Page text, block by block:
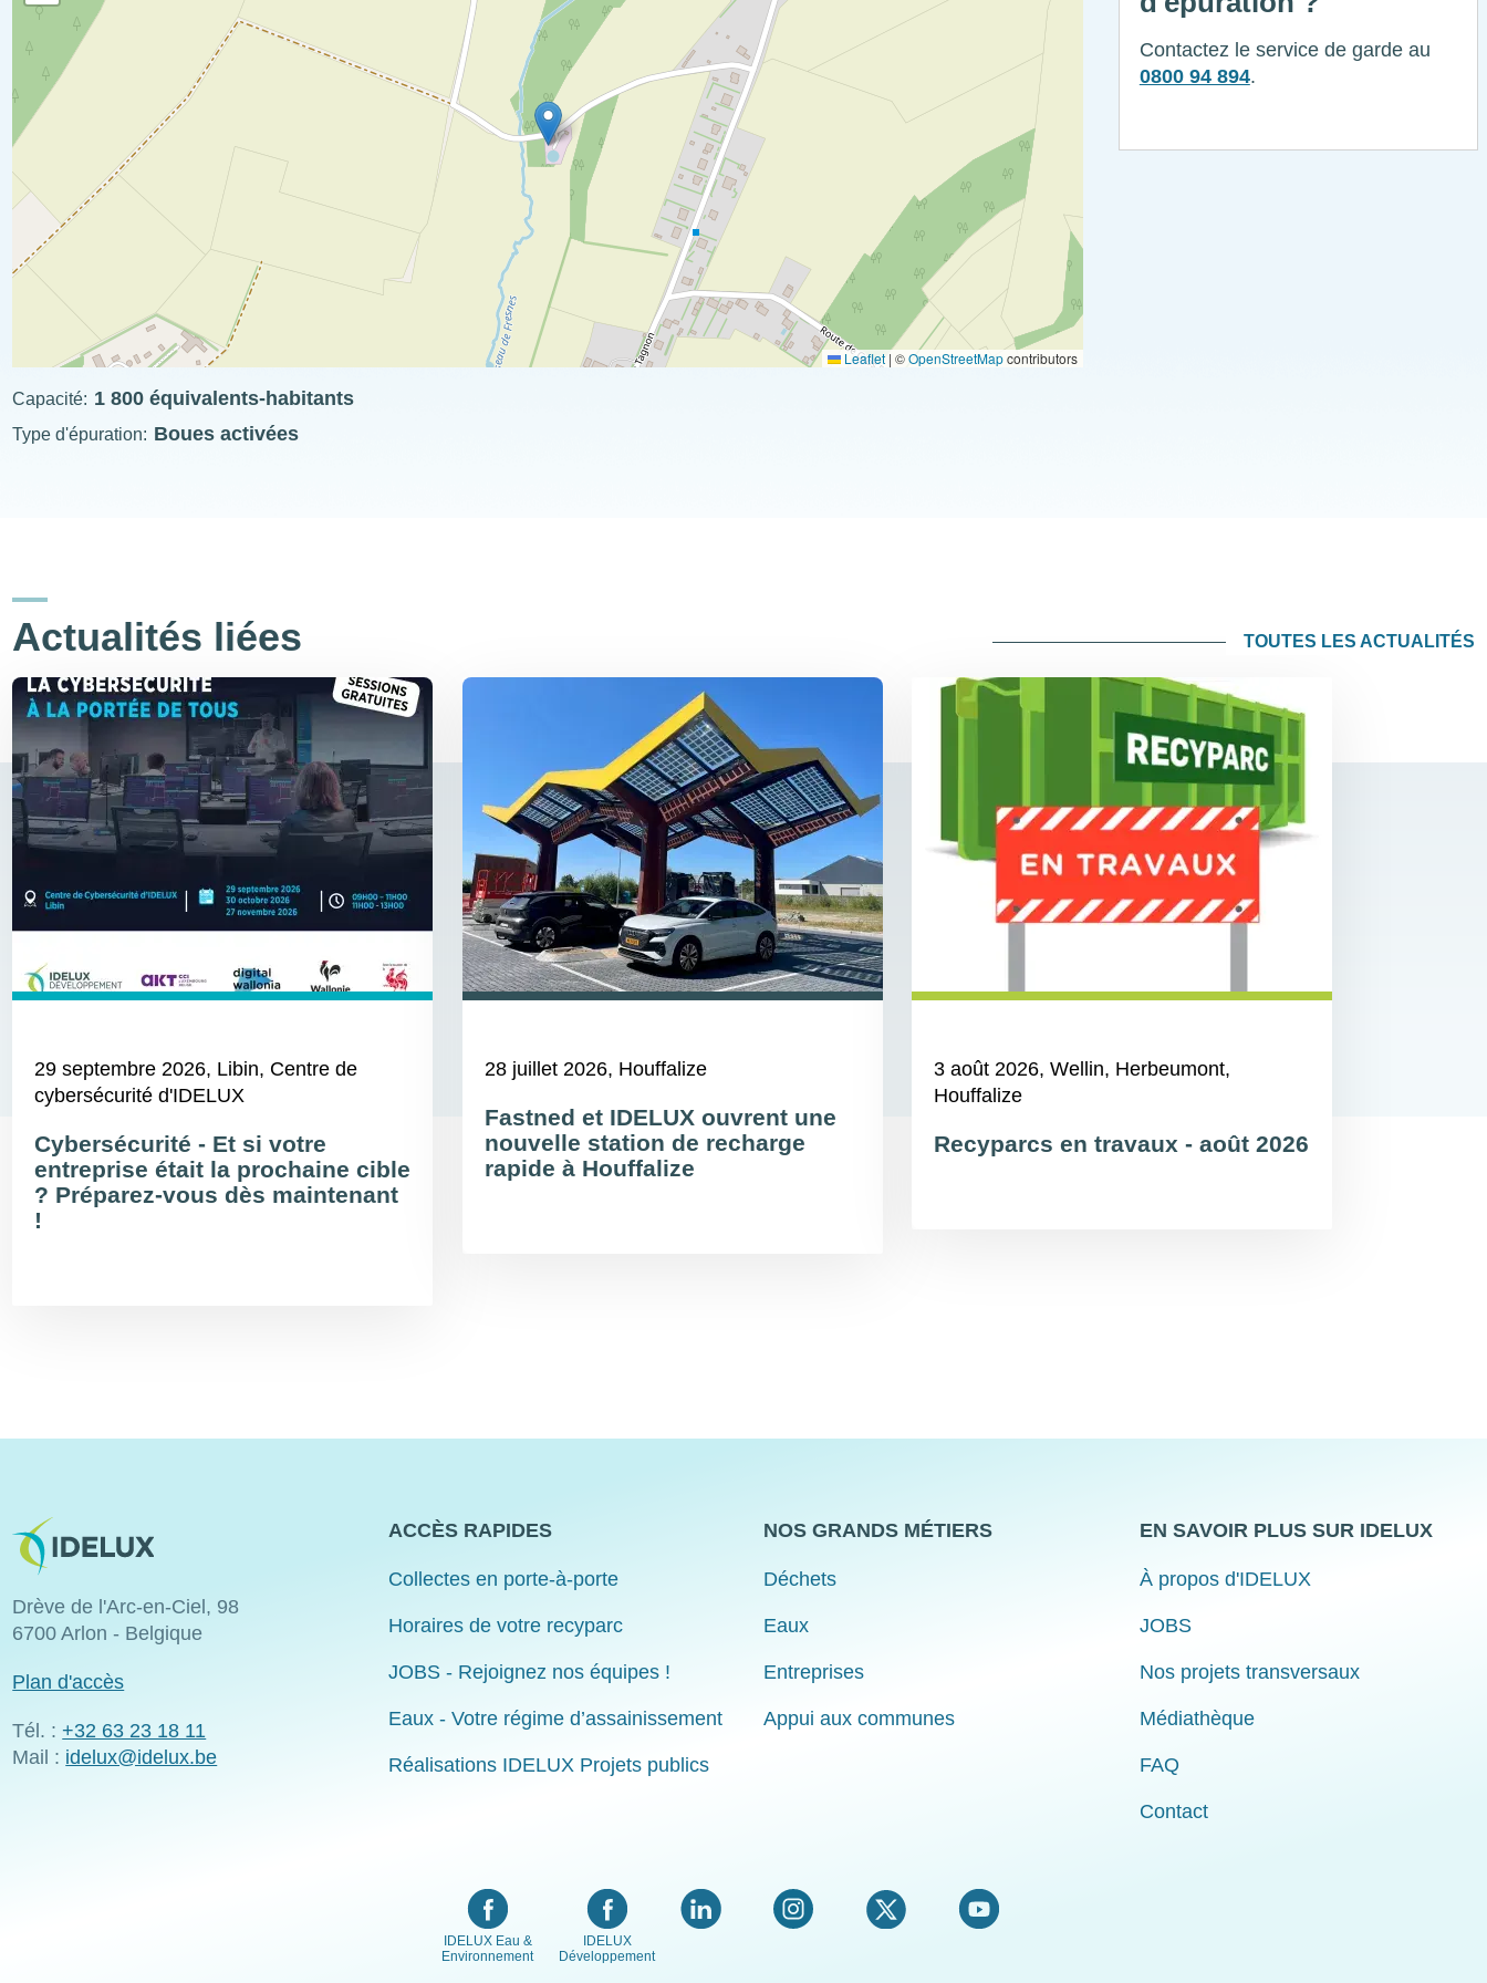
Leaflet | ©OpenStreetMapcontributors
Capacité 1 800 équivalents-habitants
Type d'épuration Boues activées
Contactez le service de garde au
0800 94 894.
Actualités liées
29 septembre 2026, Libin, Centre de
cybersécurité d'IDELUX
Cybersécurité - Et si votre
entreprise était la prochaine cible
? Préparez-vous dès maintenant
!
28 juillet 2026, Houffalize
Fastned et IDELUX ouvrent une
nouvelle station de recharge
rapide à Houffalize
3 août 2026, Wellin, Herbeumont,
Houffalize
Recyparcs en travaux - août 2026
TOUTES LES ACTUALITÉS
Image
Drève de l'Arc-en-Ciel, 98
6700 Arlon - Belgique
Plan d'accès
Tél. :+32 63 23 18 11
Mail : idelux@idelux.be
ACCÈS RAPIDES
Collectes en porte-à-porte
Horaires de votre recyparc
JOBS - Rejoignez nos équipes !
Eaux - Votre régime d’assainissement
Réalisations IDELUX Projets publics
NOS GRANDS MÉTIERS
Déchets
Eaux
Entreprises
Appui aux communes
EN SAVOIR PLUS SUR IDELUX
À propos d'IDELUX
JOBS
Nos projets transversaux
Médiathèque
FAQ
Contact
IDELUX Eau &
Environnement
IDELUX
Développement